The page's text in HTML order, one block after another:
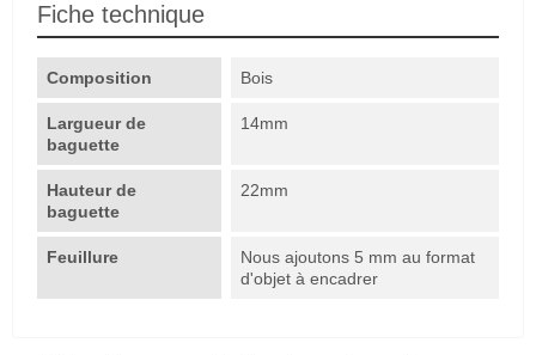
Fiche technique
Composition Bois
Largueur de
baguette
14mm
Hauteur de
baguette
22mm
Feuillure
Nous ajoutons 5 mm au format
d'objet à encadrer